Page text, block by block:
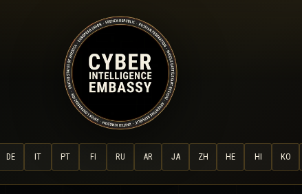
DE IT PT FI RU AR JA ZH HE HI KO